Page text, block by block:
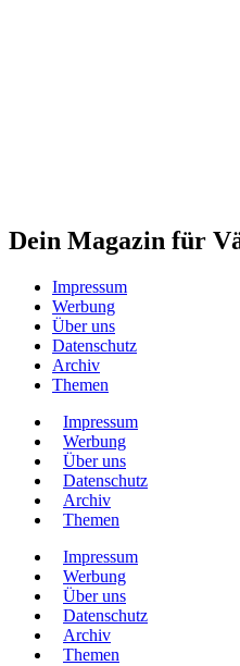
Dein Magazin für
Impressum
Werbung
Über uns
Datenschutz
Archiv
Themen
Impressum
Werbung
Über uns
Datenschutz
Archiv
Themen
Impressum
Werbung
Über uns
Datenschutz
Archiv
Themen